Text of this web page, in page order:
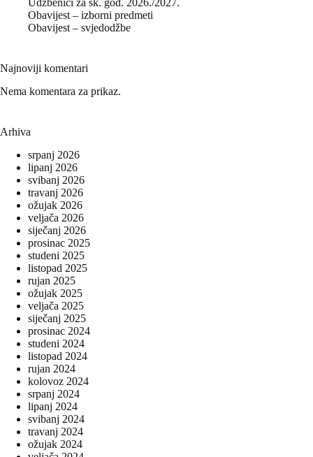
Udžbenici za šk. god. 2026./2027.
Obavijest – izborni predmeti
Obavijest – svjedodžbe
Najnoviji komentari
Nema komentara za prikaz.
Arhiva
srpanj 2026
lipanj 2026
svibanj 2026
travanj 2026
ožujak 2026
veljača 2026
siječanj 2026
prosinac 2025
studeni 2025
listopad 2025
rujan 2025
ožujak 2025
veljača 2025
siječanj 2025
prosinac 2024
studeni 2024
listopad 2024
rujan 2024
kolovoz 2024
srpanj 2024
lipanj 2024
svibanj 2024
travanj 2024
ožujak 2024